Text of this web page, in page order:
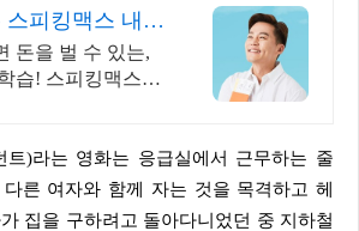
피킹맥스 내가
출금!
돈을 벌 수 있는,
습! 스피킹맥스는
게!
른 여자와 함께 자는 것을 목격하고 헤
집을 구하려고 돌아다니었던 중 지하철